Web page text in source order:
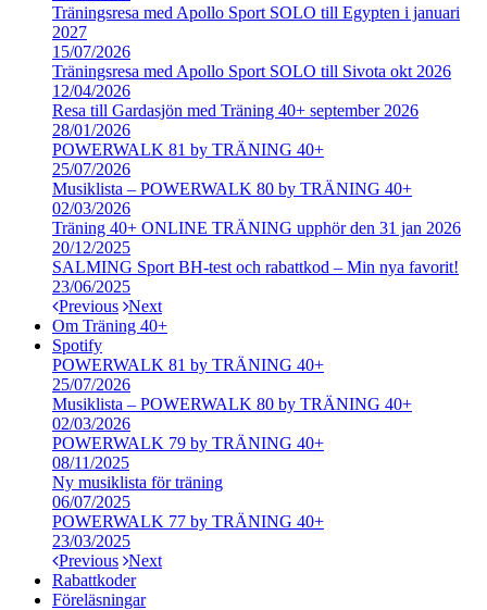
Träningsresa med Apollo Sport SOLO till Egypten i januari
2027
15/07/2026
Träningsresa med Apollo Sport SOLO till Sivota okt 2026
12/04/2026
Resa till Gardasjön med Träning 40+ september 2026
28/01/2026
POWERWALK 81 by TRÄNING 40+
25/07/2026
Musiklista – POWERWALK 80 by TRÄNING 40+
02/03/2026
Träning 40+ ONLINE TRÄNING upphör den 31 jan 2026
20/12/2025
SALMING Sport BH-test och rabattkod – Min nya favorit!
23/06/2025
Previous Next
Om Träning 40+
Spotify
POWERWALK 81 by TRÄNING 40+
25/07/2026
Musiklista – POWERWALK 80 by TRÄNING 40+
02/03/2026
POWERWALK 79 by TRÄNING 40+
08/11/2025
Ny musiklista för träning
06/07/2025
POWERWALK 77 by TRÄNING 40+
23/03/2025
Previous Next
Rabattkoder
Föreläsningar